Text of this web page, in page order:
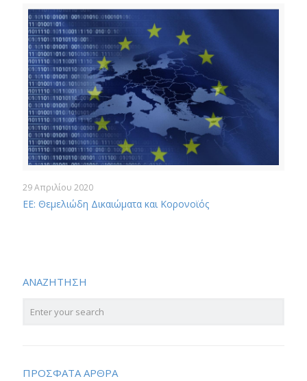
29 Απριλίου 2020
ΕΕ: Θεμελιώδη Δικαιώματα και Κορονοϊός
ΑΝΑΖΗΤΗΣΗ
ΠΡΟΣΦΑΤΑ ΑΡΘΡΑ